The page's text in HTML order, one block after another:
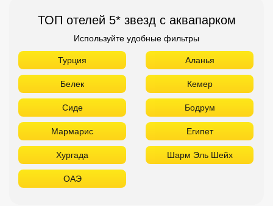
ТОП отелей 5* звезд с аквапарком
Используйте удобные фильтры
Турция Аланья
Белек Кемер
Сиде Бодрум
Мармарис Египет
Хургада Шарм Эль Шейх
ОАЭ